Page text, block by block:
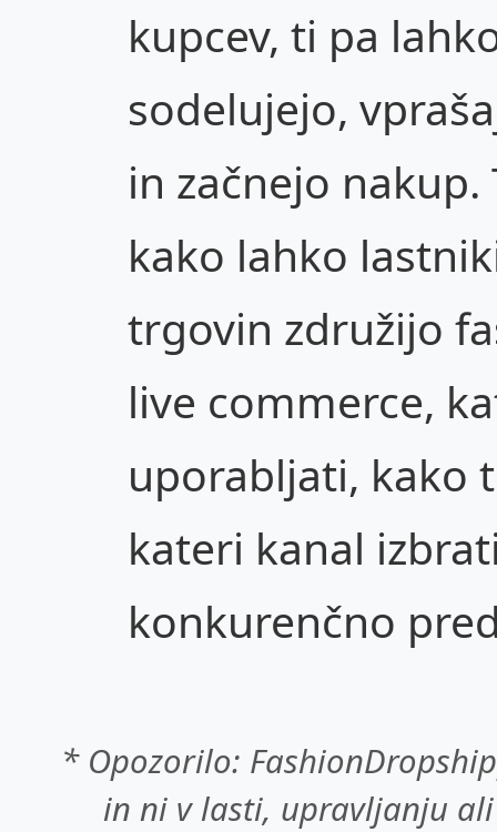
kupcev, ti pa
sodelujejo,
in začnejo nakup.
kako lahko
trgovin združijo
live commerce,
uporabljati, kako
kateri kanal
konkurenčno
* Opozorilo:
in ni v lasti, upravljanju